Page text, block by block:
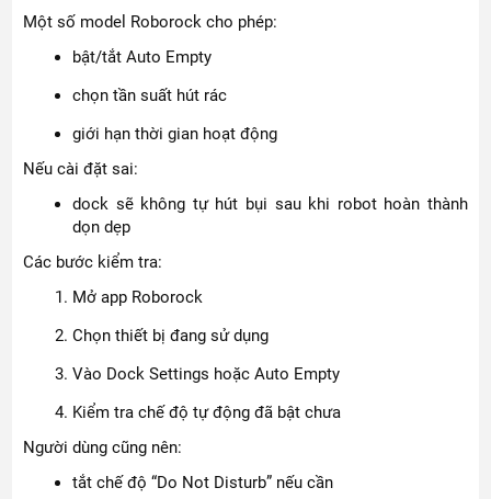
Một số model Roborock cho phép:
bật/tắt Auto Empty
chọn tần suất hút rác
giới hạn thời gian hoạt động
Nếu cài đặt sai:
dock sẽ không tự hút bụi sau khi robot hoàn thành
dọn dẹp
Các bước kiểm tra:
Mở app Roborock
Chọn thiết bị đang sử dụng
Vào Dock Settings hoặc Auto Empty
Kiểm tra chế độ tự động đã bật chưa
Người dùng cũng nên:
tắt chế độ “Do Not Disturb” nếu cần